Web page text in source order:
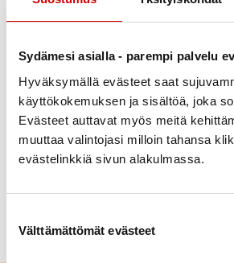
Sydämesi asialla - parempi palvelu
Hyväksymällä evästeet saat
käyttökokemuksen ja sisältöä, joka
Evästeet auttavat myös meitä
muuttaa valintojasi milloin tahansa
evästelinkkiä sivun alakulmassa.
Välttämättömät evästeet
Ensi vuoden
ovat saapuneet ja
hakea
53100